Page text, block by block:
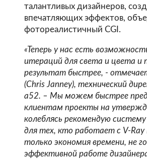
талантливых дизайнеров,
впечатляющих эффектов,
фотореалистичный CGI.
«Теперь у нас есть
итераций для света и цвета и
результат быстрее, -
(Chris Janney), технический
a52. – Мы можем быстрее
клиентам проекты на
колеблясь рекомендую
для тех, кто работает с V-Ray
только экономия времени, не
эффективной работе